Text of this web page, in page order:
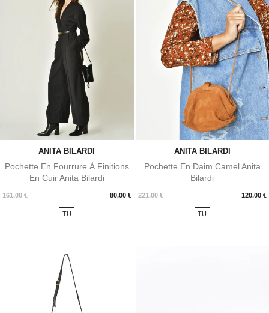
ANITA BILARDI
Pochette En Fourrure À Finitions
En Cuir Anita Bilardi
161,00 € 80,00 €
Prix
TU
ANITA BILARDI
Pochette En Daim Camel Anita
Bilardi
221,00 € 120,00 €
Prix
TU